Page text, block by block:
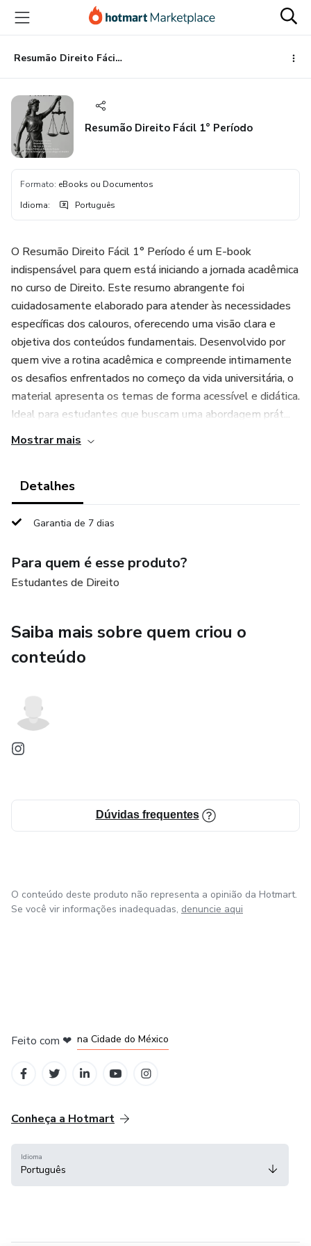
para
conteúdo
principal
para
pagamento
para
rodapé
Resumão Direito Fácil 1° Período
Resumão Direito Fácil 1° Período
Formato: eBooks ou Documentos
Idioma: Português
O Resumão Direito Fácil 1° Período é um E-book
indispensável para quem está iniciando a jornada acadêmica
no curso de Direito. Este resumo abrangente foi
cuidadosamente elaborado para atender às necessidades
específicas dos calouros, oferecendo uma visão clara e
objetiva dos conteúdos fundamentais. Desenvolvido por
quem vive a rotina acadêmica e compreende intimamente
os desafios enfrentados no começo da vida universitária, o
material apresenta os temas de forma acessível e didática.
Ideal para estudantes que buscam uma abordagem prát...
Mostrar mais
Detalhes
Garantia de 7 dias
Para quem é esse produto?
Estudantes de Direito
Saiba mais sobre quem criou o
conteúdo
Dúvidas frequentes
O conteúdo deste produto não representa a opinião da Hotmart.
Se você vir informações inadequadas, denuncie aqui
Feito com ❤ na Cidade do México
Conheça a Hotmart
Idioma
Português